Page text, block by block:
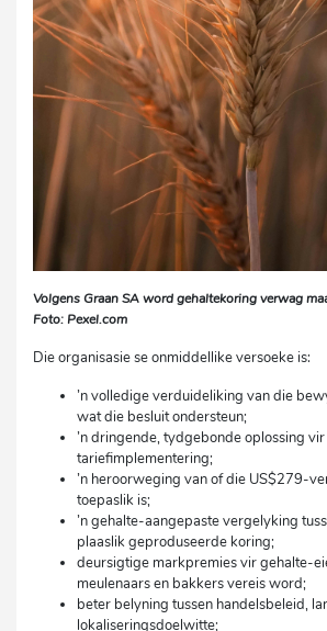
Volgens Graan SA word gehaltekoring verwag
Foto: Pexel.com
Die organisasie se onmiddellike versoeke is:
’n volledige verduideliking van die
wat die besluit ondersteun;
’n dringende, tydgebonde oplossing
tariefimplementering;
’n heroorweging van of die US$279-
toepaslik is;
’n gehalte-aangepaste vergelyking
plaaslik geproduseerde koring;
deursigtige markpremies vir gehalte-
meulenaars en bakkers vereis word;
beter belyning tussen handelsbeleid,
lokaliseringsdoelwitte;